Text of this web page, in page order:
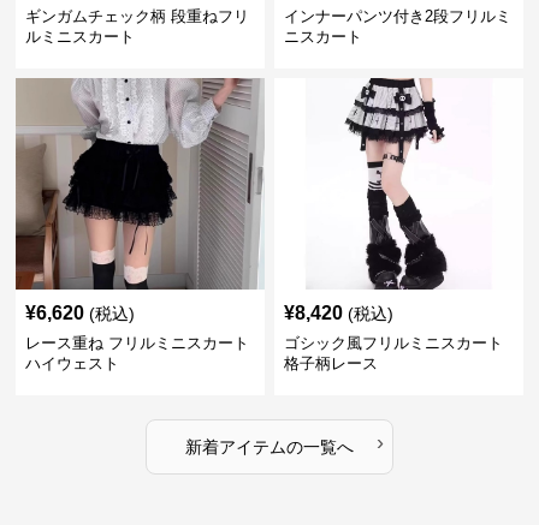
ギンガムチェック柄 段重ねフリ
ルミニスカート
インナーパンツ付き2段フリルミ
ニスカート
¥6,620 (税込)
レース重ね フリルミニスカート
ハイウェスト
¥8,420 (税込)
ゴシック風フリルミニスカート
格子柄レース
新着アイテムの一覧へ ›